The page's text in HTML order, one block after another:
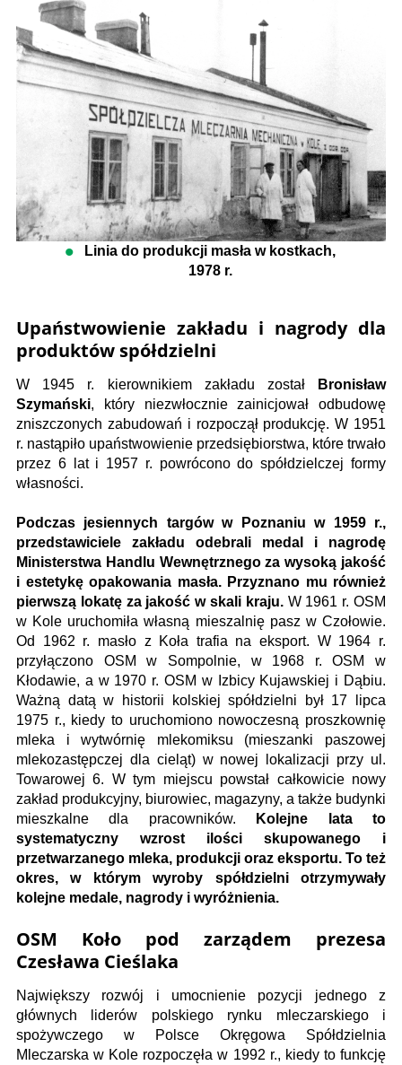
Linia do produkcji masła w kostkach,
1978 r.
Upaństwowienie zakładu i nagrody dla
produktów spółdzielni
W 1945 r. kierownikiem zakładu zostałBronisław
Szymański, który niezwłocznie zainicjował odbudowę
zniszczonych zabudowań i rozpoczął produkcję. W 1951
r. nastąpiło upaństwowienie przedsiębiorstwa, które trwało
przez 6 lat i 1957 r. powrócono do spółdzielczej formy
własności.
Podczas jesiennych targów w Poznaniu w 1959 r.,
przedstawiciele zakładu odebrali medal i nagrodę
Ministerstwa Handlu Wewnętrznego za wysoką jakość
i estetykę opakowania masła. Przyznano mu również
pierwszą lokatę za jakość w skali kraju.W 1961 r. OSM
w Kole uruchomiła własną mieszalnię pasz w Czołowie.
Od 1962 r. masło z Koła trafia na eksport. W 1964 r.
przyłączono OSM w Sompolnie, w 1968 r. OSM w
Kłodawie, a w 1970 r. OSM w Izbicy Kujawskiej i Dąbiu.
Ważną datą w historii kolskiej spółdzielni był 17 lipca
1975 r., kiedy to uruchomiono nowoczesną proszkownię
mleka i wytwórnię mlekomiksu (mieszanki paszowej
mlekozastępczej dla cieląt) w nowej lokalizacji przy ul.
Towarowej 6. W tym miejscu powstał całkowicie nowy
zakład produkcyjny, biurowiec, magazyny, a także budynki
mieszkalne dla pracowników.
Kolejne lata to
systematyczny wzrost ilości skupowanego i
przetwarzanego mleka, produkcji oraz eksportu. To też
okres, w którym wyroby spółdzielni otrzymywały
kolejne medale, nagrody i wyróżnienia.
OSM Koło pod zarządem prezesa
Czesława Cieślaka
Największy rozwój i umocnienie pozycji jednego z
głównych liderów polskiego rynku mleczarskiego i
spożywczego w Polsce Okręgowa Spółdzielnia
Mleczarska w Kole rozpoczęła w 1992 r., kiedy to funkcję